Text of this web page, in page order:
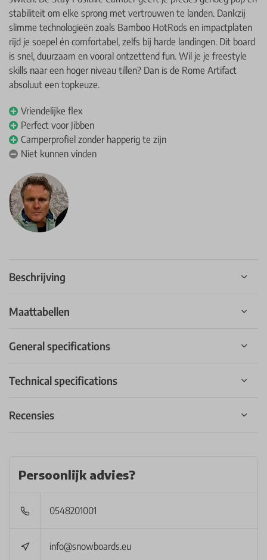
stabiliteit om elke sprong met vertrouwen te landen. Dankzij
slimme technologieën zoals Bamboo HotRods en impactplaten
rijd je soepel én comfortabel, zelfs bij harde landingen. Dit board
is snel, duurzaam en vooral ontzettend fun. Wil je je freestyle
skills naar een hoger niveau tillen? Dan is de Rome Artifact
absoluut een topkeuze.
Vriendelijke flex
Perfect voor Jibben
Camperprofiel zonder happerig te zijn
Niet kunnen vinden
Beschrijving
Maattabellen
General specifications
Technical specifications
Recensies
Persoonlijk advies?
0548201001
info@snowboards.eu